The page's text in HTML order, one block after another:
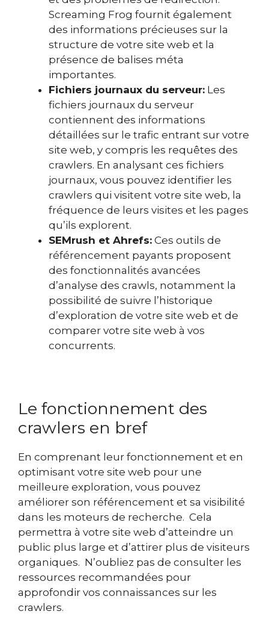
Screaming Frog fournit également
des informations précieuses sur la
structure de votre site web et la
présence de balises méta
importantes.
Fichiers journaux du serveur: Les
fichiers journaux du serveur
contiennent des informations
détaillées sur le trafic entrant sur votre
site web, y compris les requêtes des
crawlers. En analysant ces fichiers
journaux, vous pouvez identifier les
crawlers qui visitent votre site web, la
fréquence de leurs visites et les pages
qu’ils explorent.
SEMrush et Ahrefs: Ces outils de
référencement payants proposent
des fonctionnalités avancées
d’analyse des crawls, notamment la
possibilité de suivre l’historique
d’exploration de votre site web et de
comparer votre site web à vos
concurrents.
Le fonctionnement des
crawlers en bref
En comprenant leur fonctionnement et en
optimisant votre site web pour une
meilleure exploration, vous pouvez
améliorer son référencement et sa visibilité
dans les moteurs de recherche. Cela
permettra à votre site web d’atteindre un
public plus large et d’attirer plus de visiteurs
organiques. N’oubliez pas de consulter les
ressources recommandées pour
approfondir vos connaissances sur les
crawlers.